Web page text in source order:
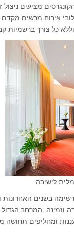
מציעים ניצול
אירוח מרשים
כל צורך ברשמיות
לישיבה
בשנים האחרונות
וזמינה. המרחב
ומחליפים תחושה